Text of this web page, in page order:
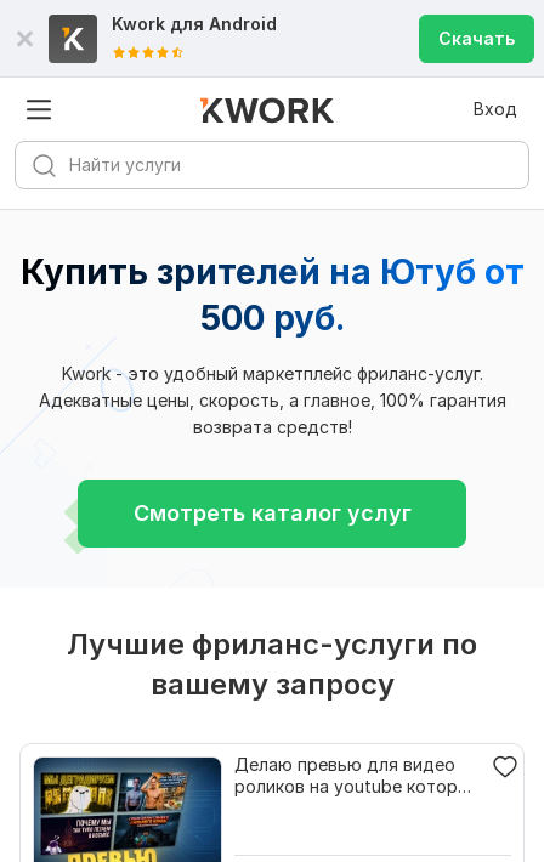
Kwork для Android
Скачать
Вход
Купить зрителей на Ютуб от
500 руб.
Kwork - это удобный маркетплейс фриланс-услуг.
Адекватные цены, скорость, а главное, 100% гарантия
возврата средств!
Смотреть каталог услуг
Лучшие фриланс-услуги по
вашему запросу
Делаю превью для видео
роликов на youtube которые